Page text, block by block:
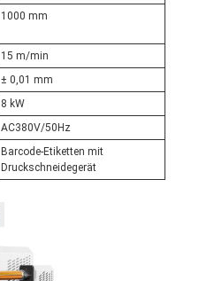
1000 mm
15 m/min
± 0,01 mm
8 kW
AC380V/50Hz
Barcode-Etiketten mit
Druckschneidegerät